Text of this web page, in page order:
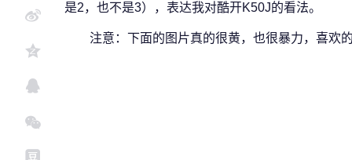
是2，也不是3），表达我对酷开K50J的看法。
注意：下面的图片真的很黄，也很暴力，喜欢